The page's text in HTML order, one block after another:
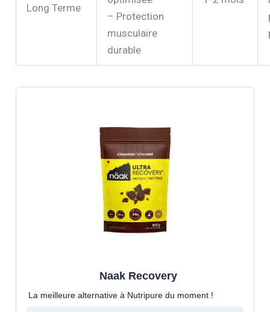
Long Terme
– Protection
musculaire
durable
Naak Recovery
La meilleure alternative à Nutripure du moment !